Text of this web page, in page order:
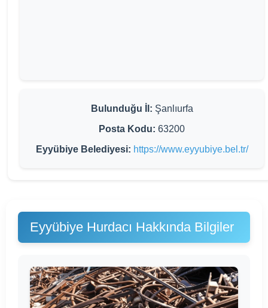
Bulunduğu İl: Şanlıurfa
Posta Kodu: 63200
Eyyübiye Belediyesi: https://www.eyyubiye.bel.tr/
Eyyübiye Hurdacı Hakkında Bilgiler